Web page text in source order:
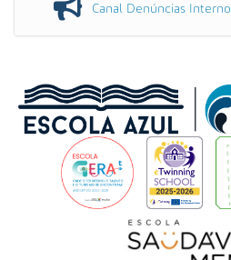
Canal Denúncias Interno